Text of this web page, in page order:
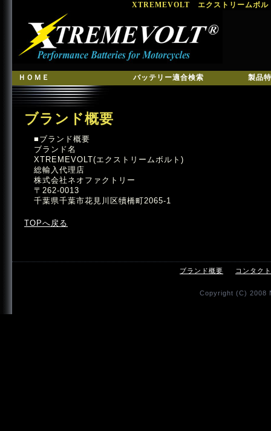
XTREMEVOLT エクストリームボル
ＨＯＭＥ バッテリー適合検索 製品
ブランド概要
■ブランド概要
ブランド名
XTREMEVOLT(エクストリームボルト)
総輸入代理店
株式会社ネオファクトリー
〒262-0013
千葉県千葉市花見川区犢橋町2065-1
TOPへ戻る
ブランド概要 コンタクト
Copyright (C) 2008